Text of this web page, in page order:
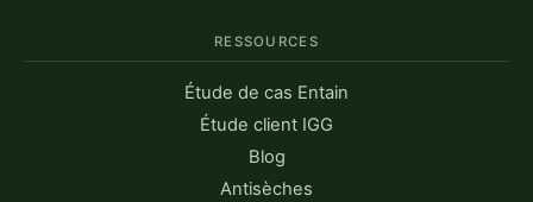
RESSOURCES
Étude de cas Entain
Étude client IGG
Blog
Antisèches